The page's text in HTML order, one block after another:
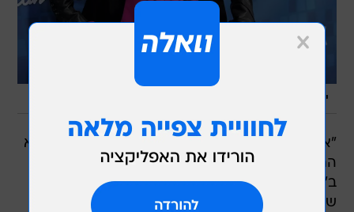
יש ילדים בקהל? סטיבן טיילר
"אתה כל כך פאקינג נהדר!", אמר סטיבן טיילור שלא
התאפק אחרי הופעתו האחרונה של קייסי אברמס
ב"אמריקן איידול" הלילה (חמישי), וכנראה שכח
שהתוכנית משודרת בשידור חי לקהל צופים צעיר